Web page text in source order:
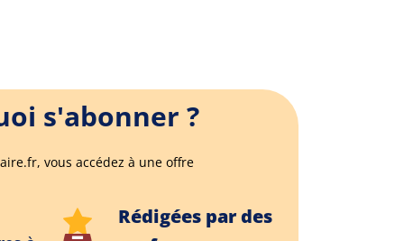
s'abonner ?
vous accédez à une offre
Rédigées par des